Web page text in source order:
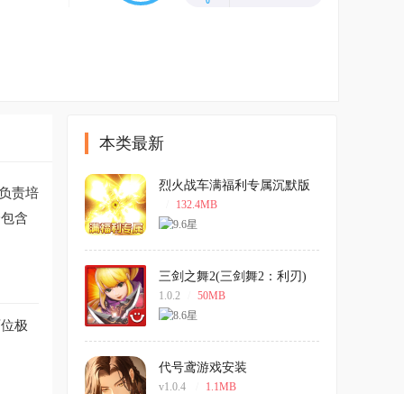
责培
含
极
本类最新
烈火战车满福利专属沉默版
132.4MB
三剑之舞2(三剑舞2：利刃)
中文版
1.0.2 50MB
代号鸢游戏安装
v1.0.4 1.1MB